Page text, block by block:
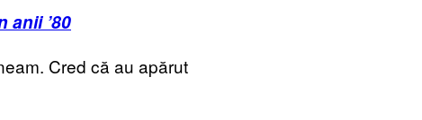
anii ’80
Cred că au apărut